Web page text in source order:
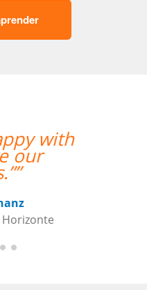
Jane
””
em Belo